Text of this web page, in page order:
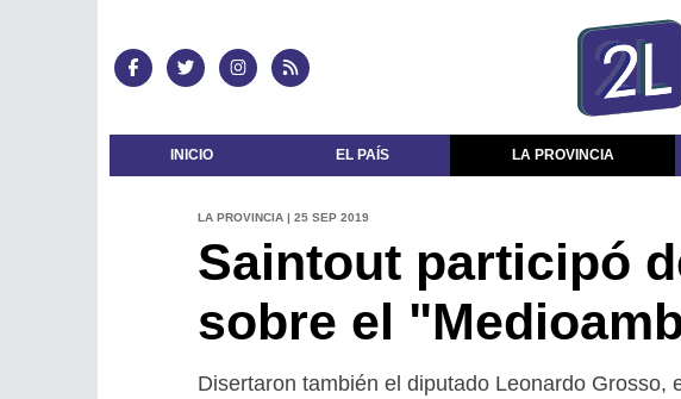
INICIO EL PAÍS LA PROVINCIA
LA PROVINCIA | 25 SEP 2019
Saintout participó
sobre el
Disertaron también el diputado Leonardo Grosso,